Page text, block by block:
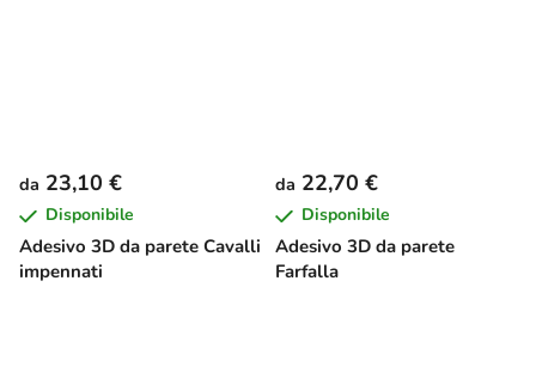
Adesivo 3D da parete Cavalli
impennati
da 23,10 €
Disponibile
Adesivo 3D da parete
Farfalla
da 22,70 €
Disponibile